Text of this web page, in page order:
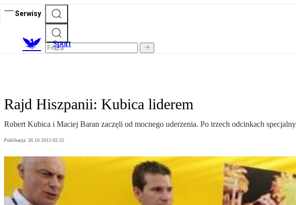
Serwisy
Sport
Rajd Hiszpanii: Kubica liderem
Robert Kubica i Maciej Baran zaczęli od mocnego uderzenia. Po trzech odcinkach
Publikacja: 26.10.2013 02:25